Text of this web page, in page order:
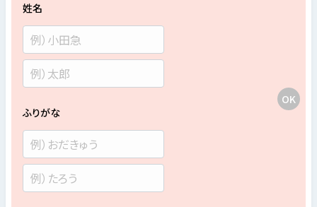
姓名
ふりがな